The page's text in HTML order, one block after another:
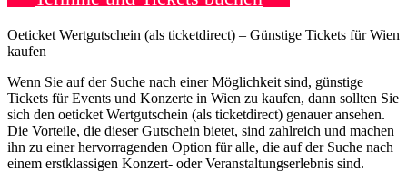
Oeticket Wertgutschein (als ticketdirect) – Günstige Tickets für Wien
kaufen
Wenn Sie auf der Suche nach einer Möglichkeit sind, günstige
Tickets für Events und Konzerte in Wien zu kaufen, dann sollten Sie
sich den oeticket Wertgutschein (als ticketdirect) genauer ansehen.
Die Vorteile, die dieser Gutschein bietet, sind zahlreich und machen
ihn zu einer hervorragenden Option für alle, die auf der Suche nach
einem erstklassigen Konzert- oder Veranstaltungserlebnis sind.